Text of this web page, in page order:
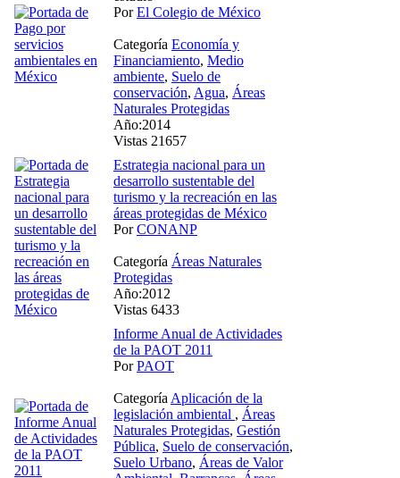
PorEl Colegio de México
Categoría Economía y
Financiamiento, Medio
ambiente, Suelo de
conservación, Agua, Áreas
Naturales Protegidas
Año:2014
Vistas 21657
Estrategia nacional para un
desarrollo sustentable del
turismo y la recreación en las
áreas protegidas de México
PorCONANP
Categoría Áreas Naturales
Protegidas
Año:2012
Vistas 6433
Informe Anual de Actividades
de la PAOT 2011
PorPAOT
Categoría Aplicación de la
legislación ambiental , Áreas
Naturales Protegidas, Gestión
Pública, Suelo de conservación,
Suelo Urbano, Áreas de Valor